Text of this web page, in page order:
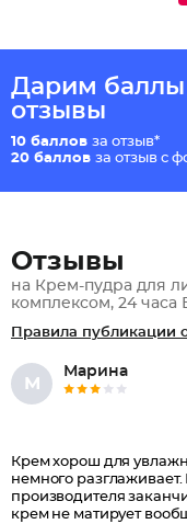
Дарим баллы
отзывы
10 баллов за отзыв*
20 баллов за отзыв с
Отзывы
на Крем-пудра для
комплексом, 24 часа
Правила публикации
М
Марина
Крем хорош для
немного
производителя
крем не матирует